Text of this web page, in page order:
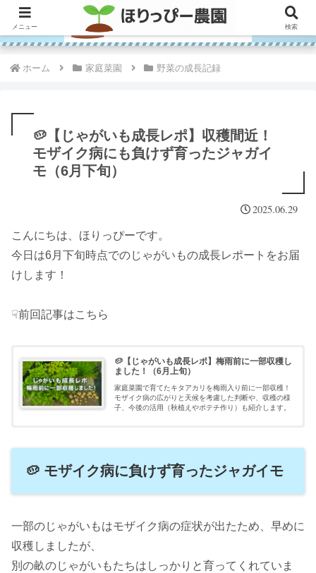
ホーム 家庭菜園 野菜の成長記録
🥔【じゃがいも成長レポ】収穫間近！
モザイク病にも負けず育ったジャガイ
モ（6月下旬）
2025.06.29
こんにちは、ほりっぴーです。
今日は6月下旬時点でのじゃがいもの成長レポートをお届
けします！
☟前回記事はこちら
🥔【じゃがいも成長レポ】梅雨前に一部収穫し
ました！（6月上旬）
家庭菜園で育てたキタアカリを梅雨入り前に一部収穫！
モザイク病の広がりと天候を考慮した判断や、収穫の様
子、今後の活用（秋植えやポテチ作り）も紹介します。
🥔 モザイク病に負けず育ったジャガイモ
一部のじゃがいもはモザイク病の症状が出たため、早めに
収穫しましたが、
別の畝のじゃがいもたちはしっかりと育ってくれていま
メニュー 検索